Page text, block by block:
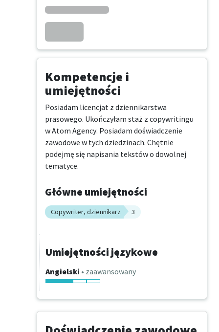
Kompetencje i
umiejętności
Posiadam licencjat z dziennikarstwa
prasowego. Ukończyłam staż z copywritingu
w Atom Agency. Posiadam doświadczenie
zawodowe w tych dziedzinach. Chętnie
podejmę się napisania tekstów o dowolnej
tematyce.
Główne umiejętności
Copywriter, dziennikarz 3
Umiejętności językowe
Angielski • zaawansowany